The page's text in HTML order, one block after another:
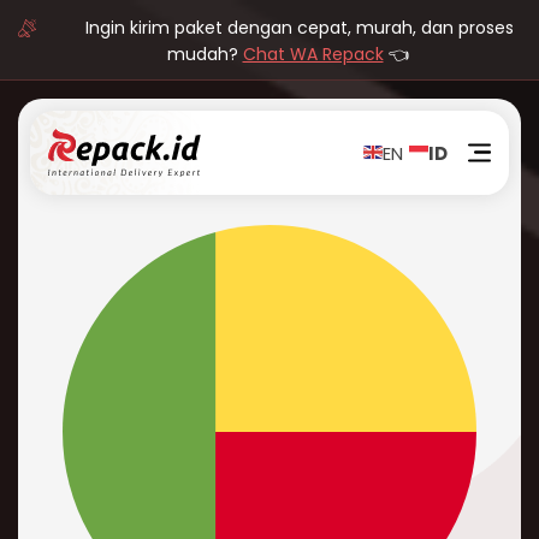
Ingin kirim paket dengan cepat, murah, dan proses
mudah? Chat WA Repack👈
EN ID